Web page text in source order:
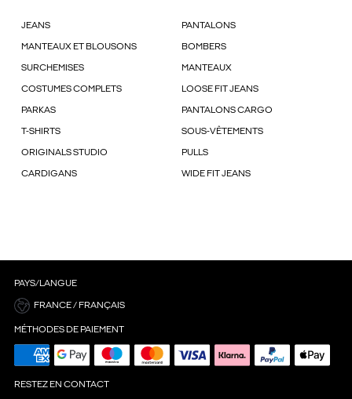
JEANS PANTALONS
MANTEAUX ET BLOUSONS BOMBERS
SURCHEMISES MANTEAUX
COSTUMES COMPLETS LOOSE FIT JEANS
PARKAS PANTALONS CARGO
T-SHIRTS SOUS-VÊTEMENTS
ORIGINALS STUDIO PULLS
CARDIGANS WIDE FIT JEANS
PAYS/LANGUE
FRANCE / FRANÇAIS
MÉTHODES DE PAIEMENT
RESTEZ EN CONTACT